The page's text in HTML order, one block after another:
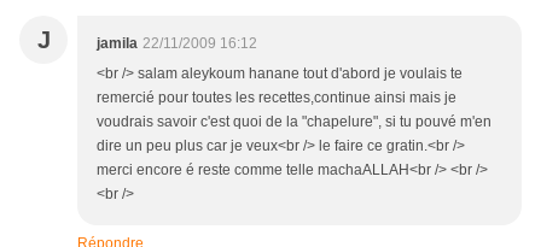
J jamila 22/11/2009 16:12
<br /> salam aleykoum hanane tout d'abord je voulais te
remercié pour toutes les recettes,continue ainsi mais je
voudrais savoir c'est quoi de la "chapelure", si tu pouvé m'en
dire un peu plus car je veux<br /> le faire ce gratin.<br />
merci encore é reste comme telle machaALLAH<br /> <br />
<br />
Répondre